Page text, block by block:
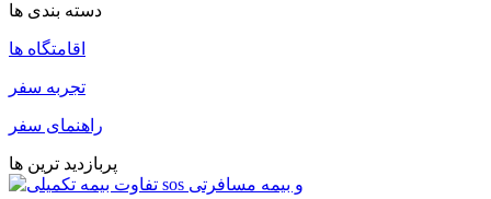
دسته بندی ها
اقامتگاه ها
تجربه سفر
راهنمای سفر
پربازدید ترین ها